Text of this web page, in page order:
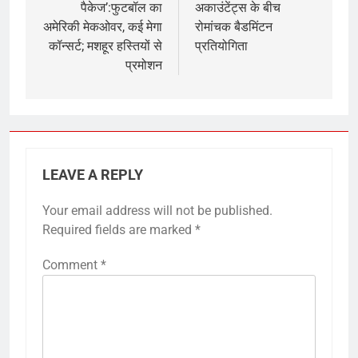
पैकेज’:फुटबॉल का
अमेरिकी मेकओवर, कई मेगा
कॉन्सर्ट; मशहूर हस्तियों से
प्रमोशन
अकाउंटेंट्स के बीच
रोमांचक बैडमिंटन
प्रतियोगिता
LEAVE A REPLY
Your email address will not be published.
Required fields are marked *
Comment *